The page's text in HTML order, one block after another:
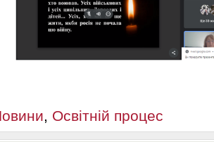
Освітній процес